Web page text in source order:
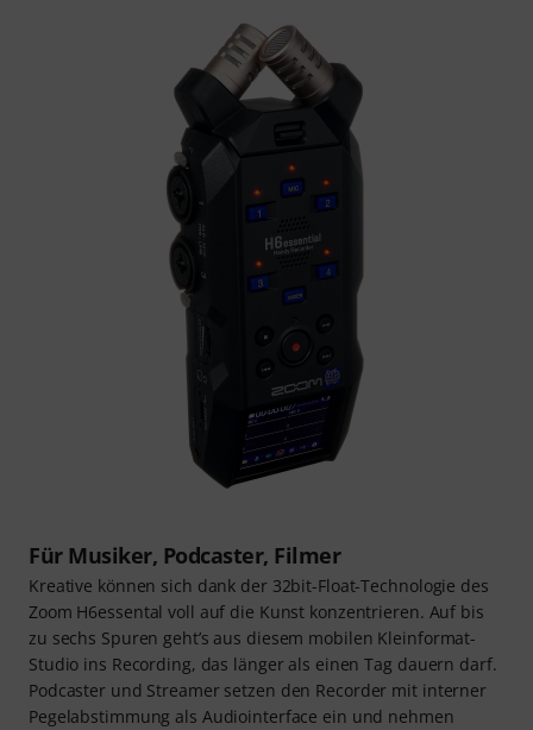
Für Musiker, Podcaster, Filmer
Kreative können sich dank der 32bit-Float-Technologie des
Zoom H6essental voll auf die Kunst konzentrieren. Auf bis
zu sechs Spuren geht’s aus diesem mobilen Kleinformat-
Studio ins Recording, das länger als einen Tag dauern darf.
Podcaster und Streamer setzen den Recorder mit interner
Pegelabstimmung als Audiointerface ein und nehmen